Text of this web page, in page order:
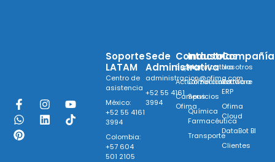
F
a
W
h
P
i
Compañía
Nosotros
Software
ERP
Ofima
Cloud
DataBot BI
Clientes
Industrias
Manufactura
Comercializadora
Servicios
Química
Farmacéutica
Transporte
Contacto
Soporte
Actualizaciones
Campus
Ofima
Sede
Administrativa
administracion@ofima.com
+52 55 4161
3994
Soporte
LATAM
Centro de
asistencia
México:
+52 55 4161
3994
Colombia:
+57 604
501 2105